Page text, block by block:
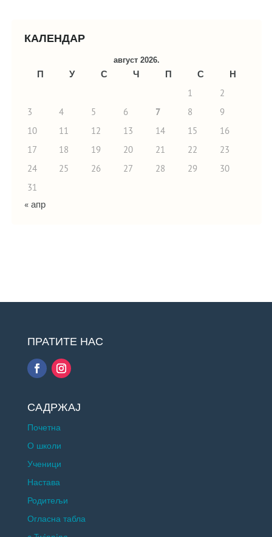
КАЛЕНДАР
август 2026.
П У С Ч П С
Н
1
2
3
4 5 6 7 8
9
10
11 12 13 14 15
16
17
18 19 20 21 22
23
24
25 26 27 28 29
30
31
« апр
ПРАТИТЕ НАС
САДРЖАЈ
Почетна
О школи
Ученици
Настава
Родитељи
Огласна табла